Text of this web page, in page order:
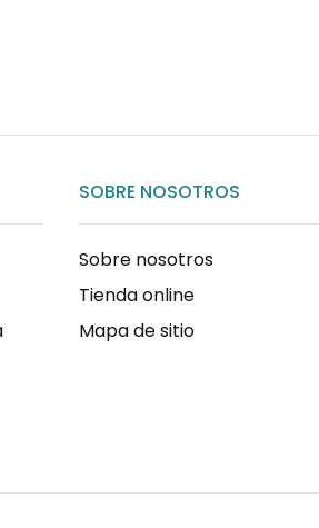
SOBRE NOSOTROS
Sobre nosotros
Tienda online
Mapa de sitio